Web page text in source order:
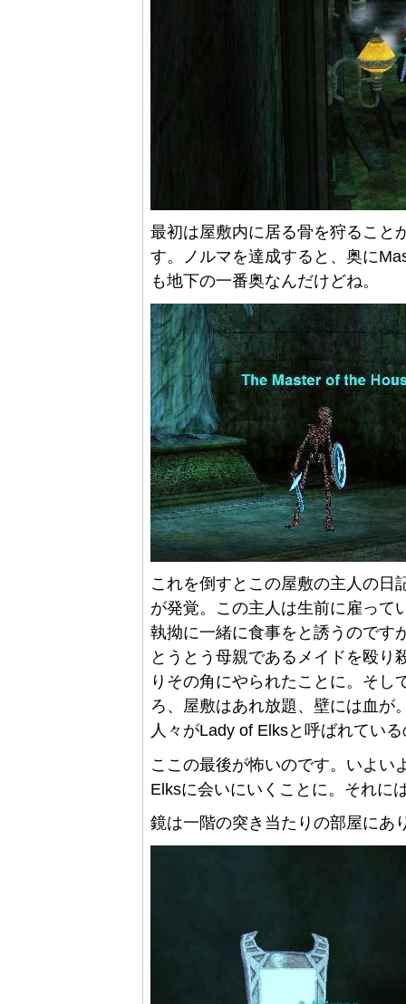
最初は屋敷内に居る骨を狩ること
す。ノルマを達成すると、奥に
も地下の一番奥なんだけどね。
これを倒すとこの屋敷の主人の日
が発覚。この主人は生前に雇って
執拗に一緒に食事をと誘うのです
とうとう母親であるメイドを殴り
りその角にやられたことに。そし
ろ、屋敷はあれ放題、壁には血が
人々がLady of Elksと呼ばれてい
ここの最後が怖いのです。いよい
Elksに会いにいくことに。それに
鏡は一階の突き当たりの部屋にあ